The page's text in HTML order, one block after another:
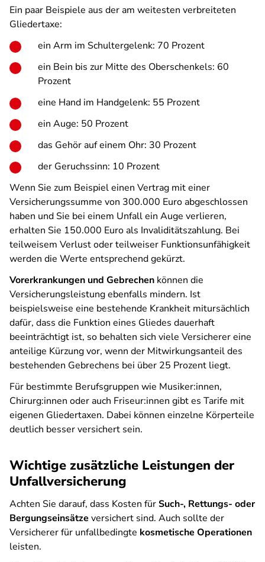
Ein paar Beispiele aus der am weitesten verbreiteten
Gliedertaxe:
ein Arm im Schultergelenk: 70 Prozent
ein Bein bis zur Mitte des Oberschenkels: 60
Prozent
eine Hand im Handgelenk: 55 Prozent
ein Auge: 50 Prozent
das Gehör auf einem Ohr: 30 Prozent
der Geruchssinn: 10 Prozent
Wenn Sie zum Beispiel einen Vertrag mit einer
Versicherungssumme von 300.000 Euro abgeschlossen
haben und Sie bei einem Unfall ein Auge verlieren,
erhalten Sie 150.000 Euro als Invaliditätszahlung. Bei
teilweisem Verlust oder teilweiser Funktionsunfähigkeit
werden die Werte entsprechend gekürzt.
Vorerkrankungen und Gebrechen können die
Versicherungsleistung ebenfalls mindern. Ist
beispielsweise eine bestehende Krankheit mitursächlich
dafür, dass die Funktion eines Gliedes dauerhaft
beeinträchtigt ist, so behalten sich viele Versicherer eine
anteilige Kürzung vor, wenn der Mitwirkungsanteil des
bestehenden Gebrechens bei über 25 Prozent liegt.
Für bestimmte Berufsgruppen wie Musiker:innen,
Chirurg:innen oder auch Friseur:innen gibt es Tarife mit
eigenen Gliedertaxen. Dabei können einzelne Körperteile
deutlich besser versichert sein.
Wichtige zusätzliche Leistungen der
Unfallversicherung
Achten Sie darauf, dass Kosten fürSuch-, Rettungs- oder
Bergungseinsätze versichert sind. Auch sollte der
Versicherer für unfallbedingte kosmetische Operationen
leisten.